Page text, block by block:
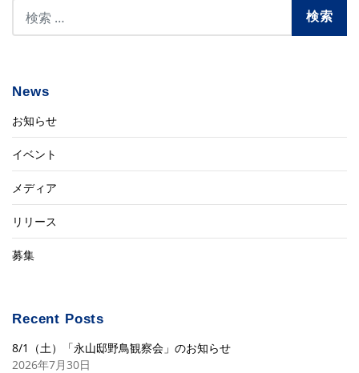
News
お知らせ
イベント
メディア
リリース
募集
Recent Posts
8/1（土）「永山邸野鳥観察会」のお知らせ
2026年7月30日